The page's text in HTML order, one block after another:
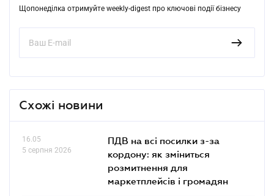
Щопонеділка отримуйте weekly-digest про ключові події бізнесу
Схожі новини
16.05
5 серпня 2026
ПДВ на всі посилки з-за
кордону: як зміниться
розмитнення для
маркетплейсів і громадян